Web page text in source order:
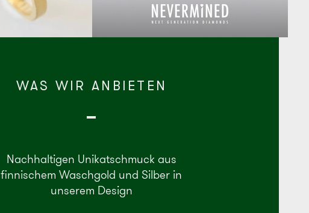
WAS WIR ANBIETEN
Nachhaltigen Unikatschmuck aus
finnischem Waschgold und Silber in
unserem Design